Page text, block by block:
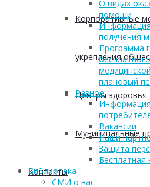
Корпоративные
укрепления
Центры здоровья
Муниципальные
Контакты
О видах
помощи
получения
Программа
плановый
Разное
Вакансии
Наши
Защита
Библиотека
СМИ о нас